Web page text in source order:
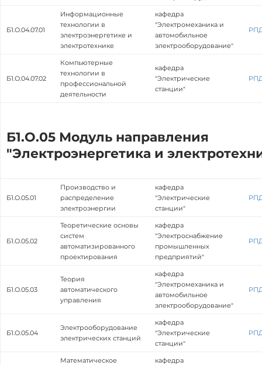
Б1.О.04.07.01
Информационные
технологии в
электроэнергетике и
электротехнике
кафедра
"Электромеханика и
автомобильное
электрооборудование"
Б1.О.04.07.02
Компьютерные
технологии в
профессиональной
деятельности
кафедра
"Электрические
станции"
Б1.О.05 Модуль направления
"Электроэнергетика и
Б1.О.05.01
Производство и
распределение
электроэнергии
кафедра
"Электрические
станции"
Б1.О.05.02
Теоретические основы
систем
автоматизированного
проектирования
кафедра
"Электроснабжение
промышленных
предприятий"
Б1.О.05.03
Теория
автоматического
управления
кафедра
"Электромеханика и
автомобильное
электрооборудование"
Б1.О.05.04
Электрооборудование
электрических станций
кафедра
"Электрические
станции"
Математическое
кафедра